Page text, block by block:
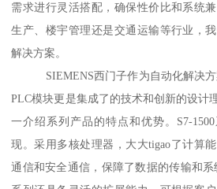
需求进行灵活搭配，确保性价比和系统
生产、楼宇管理还是交通运输等行业，
解决方案。
SIEMENS西门子作为自动化解决方
PLC模块更是集成了的技术和创新的设计
一介绍系列产品的特点和优势。S7-
现。采用多核处理器，大大tigao了计算
通信和安全通信，保障了数据的传输和系